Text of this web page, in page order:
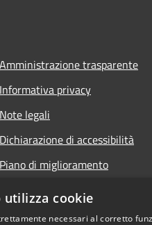
Amministrazione trasparente
Informativa privacy
Note legali
Dichiarazione di accessibilità
Piano di miglioramento
utilizza cookie
necessari al corretto